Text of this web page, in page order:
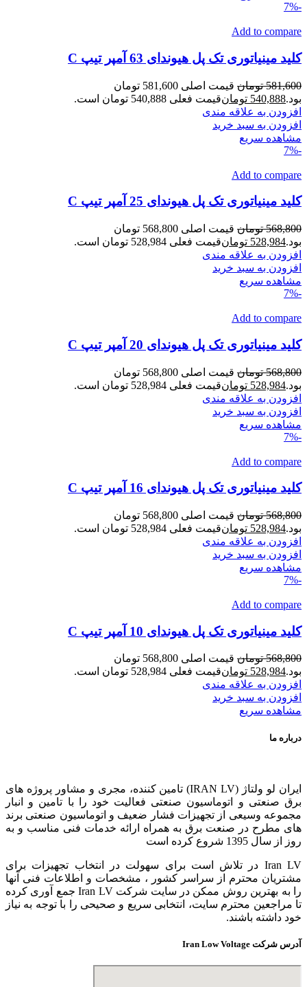
-7%
Add to compare
کلید مینیاتوری تک پل هیوندای 63 آمپر تیپ C
581,600 تومان
قیمت اصلی 581,600 تومان
بود.540,888 تومانقیمت فعلی 540,888 تومان است.
افزودن به علاقه مندی
افزودن به سبد خرید
مشاهده سریع
-7%
Add to compare
کلید مینیاتوری تک پل هیوندای 25 آمپر تیپ C
568,800 تومان
قیمت اصلی 568,800 تومان
بود.528,984 تومانقیمت فعلی 528,984 تومان است.
افزودن به علاقه مندی
افزودن به سبد خرید
مشاهده سریع
-7%
Add to compare
کلید مینیاتوری تک پل هیوندای 20 آمپر تیپ C
568,800 تومان
قیمت اصلی 568,800 تومان
بود.528,984 تومانقیمت فعلی 528,984 تومان است.
افزودن به علاقه مندی
افزودن به سبد خرید
مشاهده سریع
-7%
Add to compare
کلید مینیاتوری تک پل هیوندای 16 آمپر تیپ C
568,800 تومان
قیمت اصلی 568,800 تومان
بود.528,984 تومانقیمت فعلی 528,984 تومان است.
افزودن به علاقه مندی
افزودن به سبد خرید
مشاهده سریع
-7%
Add to compare
کلید مینیاتوری تک پل هیوندای 10 آمپر تیپ C
568,800 تومان
قیمت اصلی 568,800 تومان
بود.528,984 تومانقیمت فعلی 528,984 تومان است.
افزودن به علاقه مندی
افزودن به سبد خرید
مشاهده سریع
درباره ما
ایران لو ولتاژ (IRAN LV) تامین کننده، مجری و مشاور پروژه های
برق صنعتی و اتوماسیون صنعتی فعالیت خود را با تامین و انبار
مجموعه وسیعی از تجهیزات فشار ضعیف و اتوماسیون صنعتی برند
های مطرح در صنعت برق به همراه ارائه خدمات فنی مناسب و به
روز از سال 1395 شروع کرده است
Iran LV در تلاش است برای سهولت در انتخاب تجهیزات برای
مشتریان محترم از سراسر کشور ، مشخصات و اطلاعات فنی آنها
را به بهترین روش ممکن در سایت شرکت Iran LV جمع آوری کرده
تا مراجعین محترم سایت، انتخابی سریع و صحیحی را با توجه به نیاز
خود داشته باشند.
آدرس شرکت Iran Low Voltage